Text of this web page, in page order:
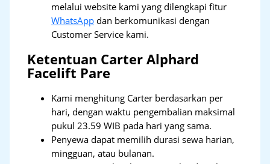
melalui website kami yang dilengkapi fitur
WhatsApp dan berkomunikasi dengan
Customer Service kami.
Ketentuan Carter Alphard
Facelift Pare
Kami menghitung Carter berdasarkan per
hari, dengan waktu pengembalian maksimal
pukul 23.59 WIB pada hari yang sama.
Penyewa dapat memilih durasi sewa harian,
mingguan, atau bulanan.